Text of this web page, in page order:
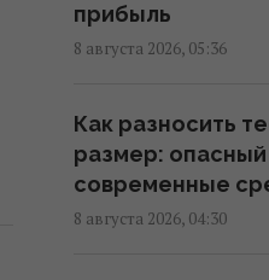
Мелони
проверок в
02:23 суббота, 08 августа
прибыль
8 августа 2026, 05:36
Как разносить
размер:
современные
8 августа 2026, 04:30